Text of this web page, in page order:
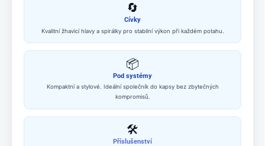
🔄
Cívky
Kvalitní žhavicí hlavy a spirálky pro stabilní výkon při každém potahu.
📦
Pod systémy
Kompaktní a stylové. Ideální společník do kapsy bez zbytečných
kompromisů.
🛠️
Příslušenství